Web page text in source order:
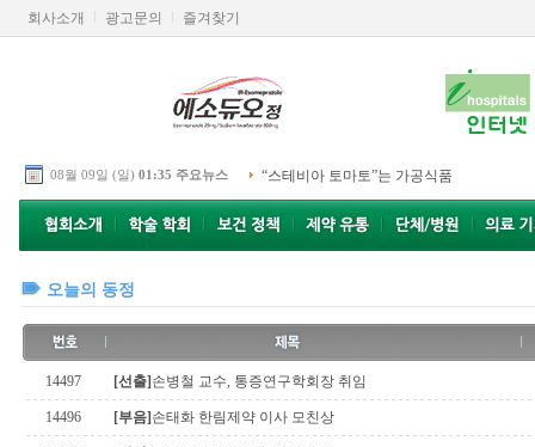
회사소개 광고문의 즐겨찾기
08월 09일 (일) 01:35 주요뉴스 “스테비아 토마토”는 가공식품
오늘의 동정
14497 [선출] 손병철 교수, 통증연구학회장 취임
14496 [부음] 손태화 한림제약 이사 모친상